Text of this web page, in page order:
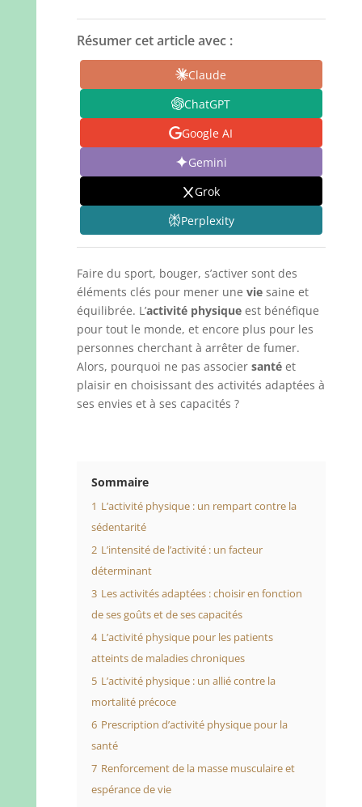
Résumer cet article avec :
Claude
ChatGPT
Google AI
Gemini
Grok
Perplexity
Faire du sport, bouger, s’activer sont des
éléments clés pour mener une viesaine et
équilibrée. L’activité physiqueest bénéfique
pour tout le monde, et encore plus pour les
personnes cherchant à arrêter de fumer.
Alors, pourquoi ne pas associer santéet
plaisir en choisissant des activités adaptées à
ses envies et à ses capacités ?
Sommaire
1 L’activité physique : un rempart contre la
sédentarité
2 L’intensité de l’activité : un facteur
déterminant
3 Les activités adaptées : choisir en fonction
de ses goûts et de ses capacités
4 L’activité physique pour les patients
atteints de maladies chroniques
5 L’activité physique : un allié contre la
mortalité précoce
6 Prescription d’activité physique pour la
santé
7 Renforcement de la masse musculaire et
espérance de vie